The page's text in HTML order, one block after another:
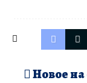
Новое на